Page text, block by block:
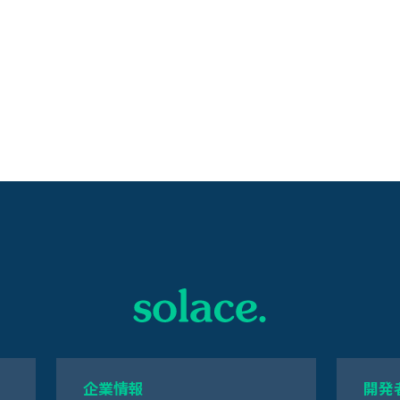
企業情報 開発